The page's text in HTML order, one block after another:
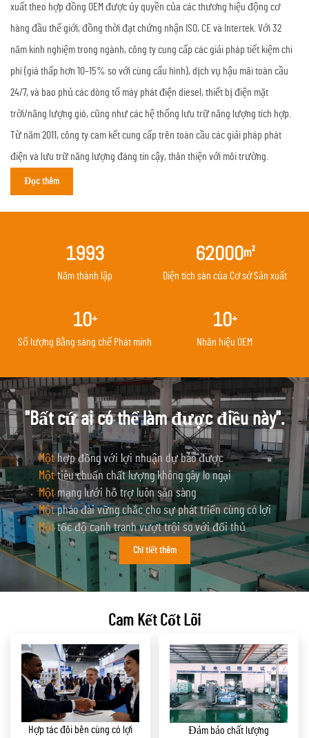
xuất theo hợp đồng OEM được ủy quyền của các thương hiệu động cơ
hàng đầu thế giới, đồng thời đạt chứng nhận ISO, CE và Intertek. Với 32
năm kinh nghiệm trong ngành, công ty cung cấp các giải pháp tiết kiệm chi
phí (giá thấp hơn 10–15% so với cùng cấu hình), dịch vụ hậu mãi toàn cầu
24/7, và bao phủ các dòng tổ máy phát điện diesel, thiết bị điện mặt
trời/năng lượng gió, cũng như các hệ thống lưu trữ năng lượng tích hợp.
Từ năm 2011, công ty cam kết cung cấp trên toàn cầu các giải pháp phát
điện và lưu trữ năng lượng đáng tin cậy, thân thiện với môi trường.
Đọc thêm
1993
Năm thành lập
62000m²
Diện tích sàn của Cơ sở Sản xuất
10+
Số lượng Bằng sáng chế Phát minh
10+
Nhãn hiệu OEM
"Bất cứ ai có thể làm được điều này".
Mộthợp đồng với lợi nhuận dự báo được
Mộttiêu chuẩn chất lượng không gây lo ngại
Mộtmạng lưới hỗ trợ luôn sẵn sàng
Mộtpháo đài vững chắc cho sự phát triển cùng có lợi
Mộttốc độ cạnh tranh vượt trội so với đối thủ
Chi tiết thêm
Cam Kết Cốt Lõi
Hợp tác đôi bên cùng có lợi Đảm bảo chất lượng